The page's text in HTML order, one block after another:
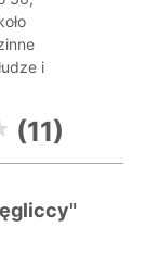
i
(11)